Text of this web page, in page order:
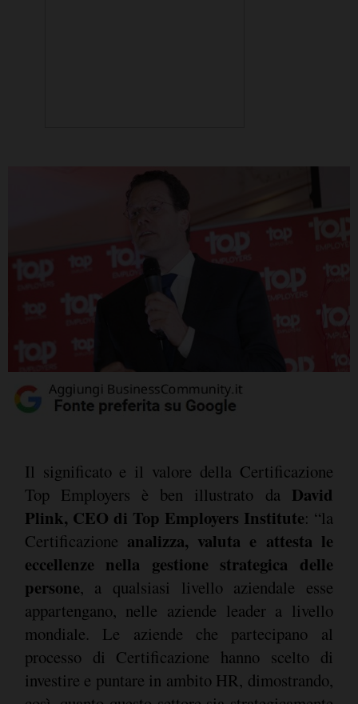
Il significato e il valore della Certificazione
Top Employers è ben illustrato da David
Plink, CEO di Top Employers Institute: “la
Certificazione analizza, valuta e attesta le
eccellenze nella gestione strategica delle
persone, a qualsiasi livello aziendale esse
appartengano, nelle aziende leader a livello
mondiale. Le aziende che partecipano al
processo di Certificazione hanno scelto di
investire e puntare in ambito HR, dimostrando,